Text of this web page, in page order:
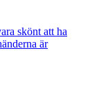
skönt att ha
är